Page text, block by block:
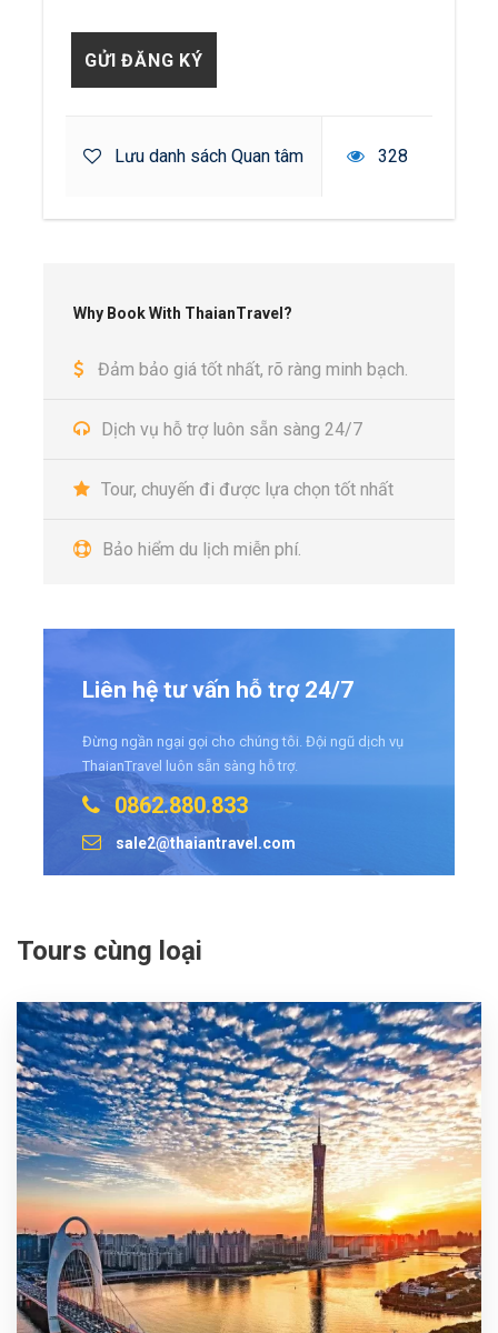
Lưu danh sách Quan tâm 328
Why Book With ThaianTravel?
Đảm bảo giá tốt nhất, rõ ràng minh bạch.
Dịch vụ hỗ trợ luôn sẵn sàng 24/7
Tour, chuyến đi được lựa chọn tốt nhất
Bảo hiểm du lịch miễn phí.
Liên hệ tư vấn hỗ trợ 24/7
Đừng ngần ngại gọi cho chúng tôi. Đội ngũ dịch vụ
ThaianTravel luôn sẵn sàng hỗ trợ.
0862.880.833
sale2@thaiantravel.com
Tours cùng loại